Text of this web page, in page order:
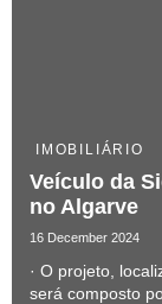
IMOBILIÁRIO
Veículo da
no Algarve
16 December 2024
· O projeto,
será composto